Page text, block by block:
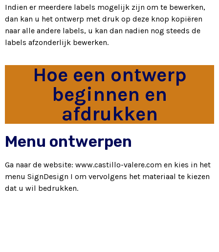
Indien er meerdere labels mogelijk zijn om te bewerken,
dan kan u het ontwerp met druk op deze knop kopiëren
naar alle andere labels, u kan dan nadien nog steeds de
labels afzonderlijk bewerken.
Hoe een ontwerp
beginnen en
afdrukken
Menu ontwerpen
Ga naar de website: www.castillo-valere.com en kies in het
menu SignDesign I om vervolgens het materiaal te kiezen
dat u wil bedrukken.